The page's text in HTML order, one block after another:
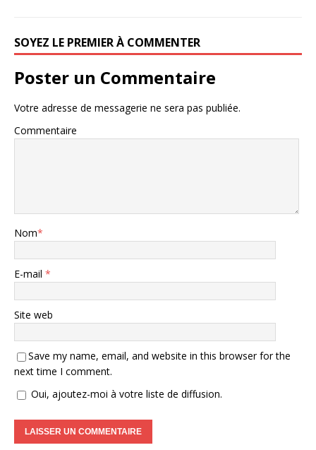
SOYEZ LE PREMIER À COMMENTER
Poster un Commentaire
Votre adresse de messagerie ne sera pas publiée.
Commentaire
Nom*
E-mail *
Site web
Save my name, email, and website in this browser for the
next time I comment.
Oui, ajoutez-moi à votre liste de diffusion.